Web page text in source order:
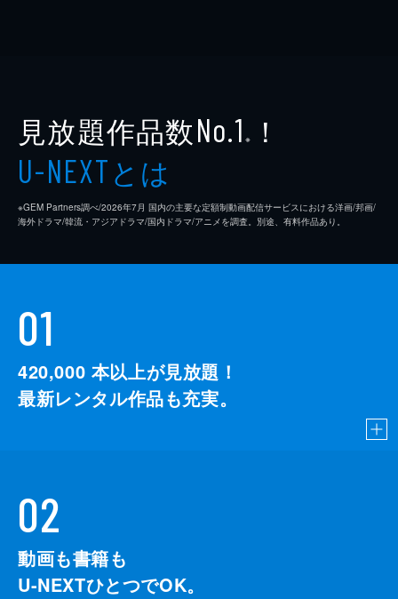
見放題作品数No.1 ※ ！
U-NEXTとは
※GEM Partners調べ/2026年7⽉ 国内の主要な定額制動画配信サービスにおける洋画/邦画/
海外ドラマ/韓流・アジアドラマ/国内ドラマ/アニメを調査。別途、有料作品あり。
01
420,000 本以上が見放題！
最新レンタル作品も充実。
02
動画も書籍も
U-NEXTひとつでOK。